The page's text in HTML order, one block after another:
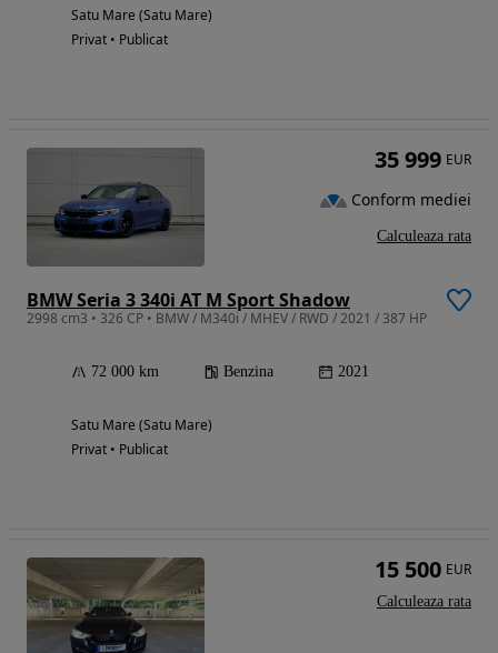
Satu Mare (Satu Mare)
Privat • Publicat
BMW Seria 3 340i AT M Sport Shadow
2998 cm3 • 326 CP • BMW / M340i / MHEV / RWD / 2021 / 387 HP
72 000 km Benzina 2021
Satu Mare (Satu Mare)
Privat • Publicat
35 999 EUR
Conform mediei
Calculeaza rata
15 500 EUR
Calculeaza rata